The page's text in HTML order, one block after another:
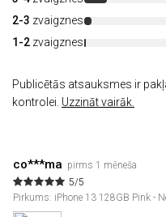
2-3 zvaigznes
1-2 zvaigznes
Publicētās atsauksmes ir
kontrolei. Uzzināt vairāk.
co***ma pirms 1 mēneša
5/5
Pirkums: iPhone 13 128GB Pink -